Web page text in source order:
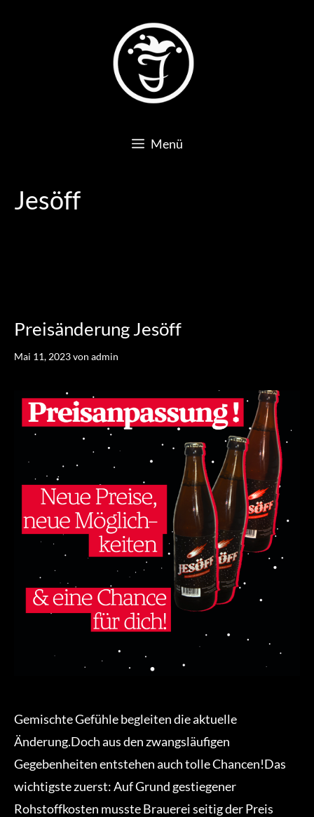
Menü
Jesöff
Preisänderung Jesöff
Mai 11, 2023von admin
Gemischte Gefühle begleiten die aktuelle
Änderung.Doch aus den zwangsläufigen
Gegebenheiten entstehen auch tolle Chancen!Das
wichtigste zuerst: Auf Grund gestiegener
Rohstoffkosten musste Brauerei seitig der Preis